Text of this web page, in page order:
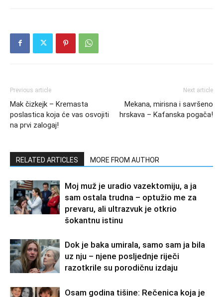
Previous article
Mak čizkejk – Kremasta
poslastica koja će vas osvojiti
na prvi zalogaj!
Next article
Mekana, mirisna i savršeno
hrskava – Kafanska pogača!
RELATED ARTICLES MORE FROM AUTHOR
Moj muž je uradio vazektomiju, a ja
sam ostala trudna – optužio me za
prevaru, ali ultrazvuk je otkrio
šokantnu istinu
Dok je baka umirala, samo sam ja bila
uz nju – njene posljednje riječi
razotkrile su porodičnu izdaju
Osam godina tišine: Rečenica koja je